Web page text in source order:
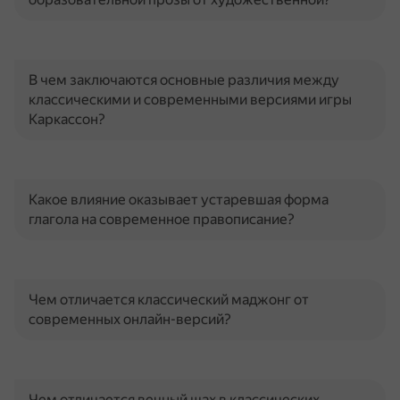
В чем заключаются основные различия между
классическими и современными версиями игры
Каркассон?
Какое влияние оказывает устаревшая форма
глагола на современное правописание?
Чем отличается классический маджонг от
современных онлайн-версий?